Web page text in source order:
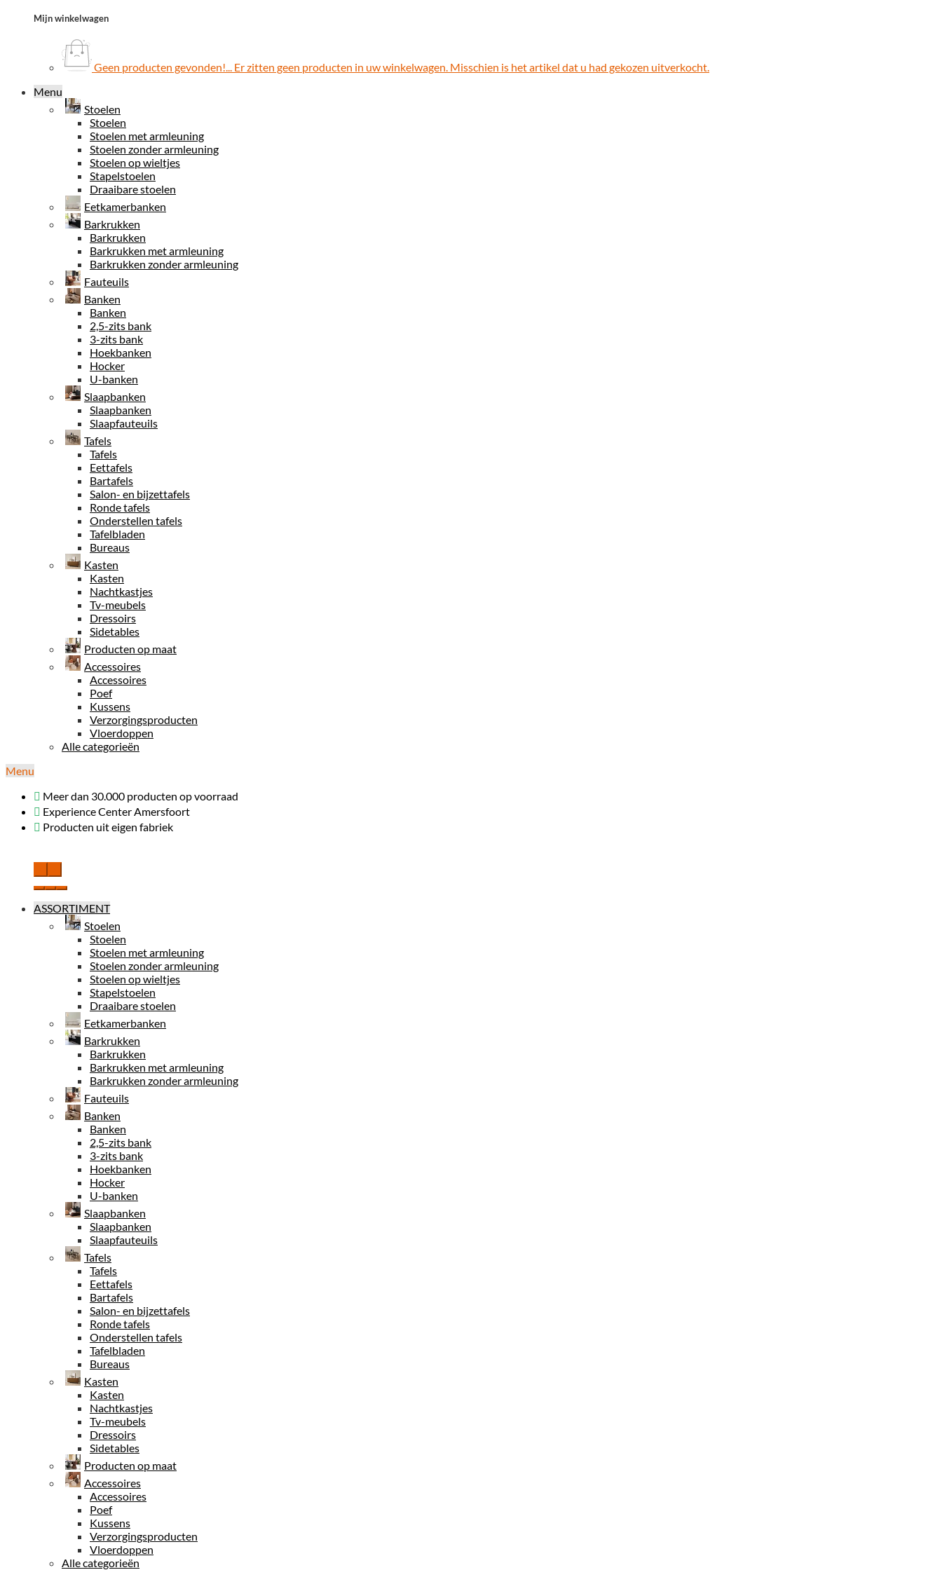
Mijn winkelwagen
Geen producten gevonden!... Er zitten geen producten in uw winkelwagen. Misschien is het artikel dat u had gekozen uitverkocht.
Menu
Stoelen
Stoelen
Stoelen met armleuning
Stoelen zonder armleuning
Stoelen op wieltjes
Stapelstoelen
Draaibare stoelen
Eetkamerbanken
Barkrukken
Barkrukken
Barkrukken met armleuning
Barkrukken zonder armleuning
Fauteuils
Banken
Banken
2,5-zits bank
3-zits bank
Hoekbanken
Hocker
U-banken
Slaapbanken
Slaapbanken
Slaapfauteuils
Tafels
Tafels
Eettafels
Bartafels
Salon- en bijzettafels
Ronde tafels
Onderstellen tafels
Tafelbladen
Bureaus
Kasten
Kasten
Nachtkastjes
Tv-meubels
Dressoirs
Sidetables
Producten op maat
Accessoires
Accessoires
Poef
Kussens
Verzorgingsproducten
Vloerdoppen
Alle categorieën
Menu
Meer dan 30.000 producten op voorraad
Experience Center Amersfoort
Producten uit eigen fabriek
ASSORTIMENT
Stoelen
Stoelen
Stoelen met armleuning
Stoelen zonder armleuning
Stoelen op wieltjes
Stapelstoelen
Draaibare stoelen
Eetkamerbanken
Barkrukken
Barkrukken
Barkrukken met armleuning
Barkrukken zonder armleuning
Fauteuils
Banken
Banken
2,5-zits bank
3-zits bank
Hoekbanken
Hocker
U-banken
Slaapbanken
Slaapbanken
Slaapfauteuils
Tafels
Tafels
Eettafels
Bartafels
Salon- en bijzettafels
Ronde tafels
Onderstellen tafels
Tafelbladen
Bureaus
Kasten
Kasten
Nachtkastjes
Tv-meubels
Dressoirs
Sidetables
Producten op maat
Accessoires
Accessoires
Poef
Kussens
Verzorgingsproducten
Vloerdoppen
Alle categorieën